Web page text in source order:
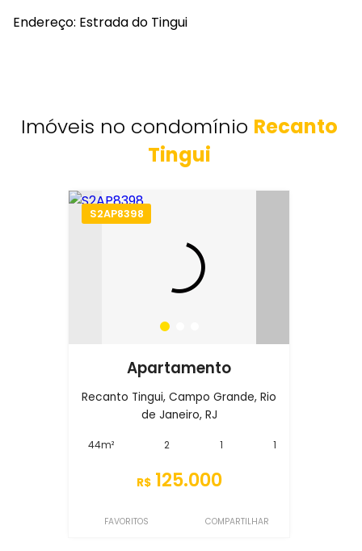
Endereço: Estrada do Tingui
Imóveis no condomínio Recanto
Tingui
S2AP8398
Apartamento
Recanto Tingui, Campo Grande, Rio
de Janeiro, RJ
44m² 2 1 1
R$ 125.000
FAVORITOS COMPARTILHAR